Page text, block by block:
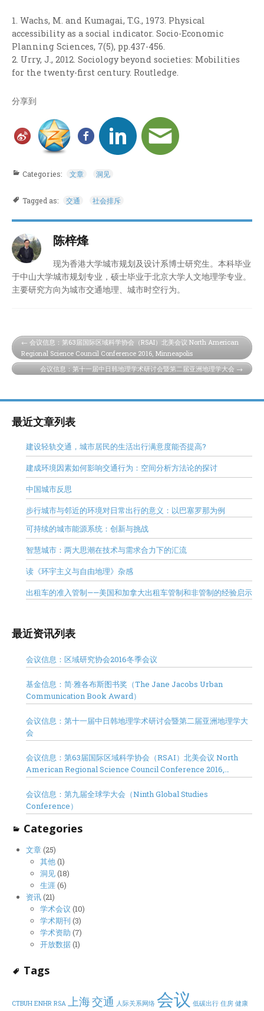
1. Wachs, M. and Kumagai, T.G., 1973. Physical
accessibility as a social indicator. Socio-Economic
Planning Sciences, 7(5), pp.437-456.
2. Urry, J., 2012. Sociology beyond societies: Mobilities
for the twenty-first century. Routledge.
分享到
Categories: 文章 洞见
Tagged as: 交通 社会排斥
陈梓烽
现为香港大学城市规划及设计系博士研究生。本科毕业
于中山大学城市规划专业，硕士毕业于北京大学人文地理学专业。
主要研究方向为城市交通地理、城市时空行为。
会议信息：第63届国际区域科学协会（RSAI）北美会议 North American
Regional Science Council Conference 2016, Minneapolis
会议信息：第十一届中日韩地理学术研讨会暨第二届亚洲地理学大会
最近文章列表
建设轻轨交通，城市居民的生活出行满意度能否提高?
建成环境因素如何影响交通行为：空间分析方法论的探讨
中国城市反思
步行城市与邻近的环境对日常出行的意义：以巴塞罗那为例
可持续的城市能源系统：创新与挑战
智慧城市：两大思潮在技术与需求合力下的汇流
读《环宇主义与自由地理》杂感
出租车的准入管制——美国和加拿大出租车管制和非管制的经验启示
最近资讯列表
会议信息：区域研究协会2016冬季会议
基金信息：简·雅各布斯图书奖（The Jane Jacobs Urban
Communication Book Award）
会议信息：第十一届中日韩地理学术研讨会暨第二届亚洲地理学大
会
会议信息：第63届国际区域科学协会（RSAI）北美会议 North
American Regional Science Council Conference 2016,
Minneapolis
会议信息：第九届全球学大会（Ninth Global Studies
Conference）
Categories
文章(25)
其他(1)
洞见(18)
生涯(6)
资讯(21)
学术会议 (10)
学术期刊 (3)
学术资助 (7)
开放数据(1)
Tags
CTBUH ENHR RSA 上海交通 人际关系网络 会议 低碳出行 住房 健康